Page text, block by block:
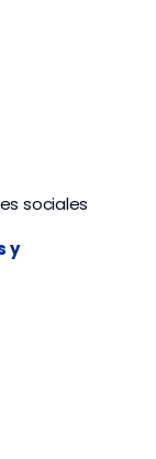
sociales
y